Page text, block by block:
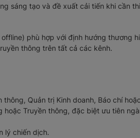
sáng tạo và đề xuất cải tiến khi cần
phù hợp với định hướng thương
thông trên tất cả các kênh.
Quản trị Kinh doanh, Báo chí
Truyền thông, đặc biệt ưu tiên
lý chiến dịch.